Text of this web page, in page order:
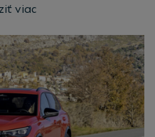
ktoré ročne plánujete
zmluvy podľa vášho
aj havarijné poistenie
viac